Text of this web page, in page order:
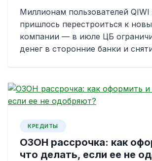
Миллионам пользователей
пришлось перестроиться к
компании — в июле ЦБ
денег в сторонние банки и
КРЕДИТЫ
ОЗОН рассрочка: как
что делать, если ее не